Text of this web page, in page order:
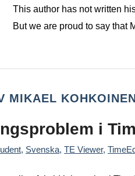
This author has not written
But we are proud to say that
MIKAEL KOHKOINEN
i
, Svenska, TE Viewer,